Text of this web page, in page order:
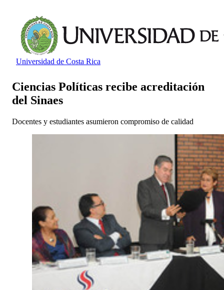
Universidad de Costa Rica
Ciencias Políticas recibe acreditación
del Sinaes
Docentes y estudiantes asumieron compromiso de calidad